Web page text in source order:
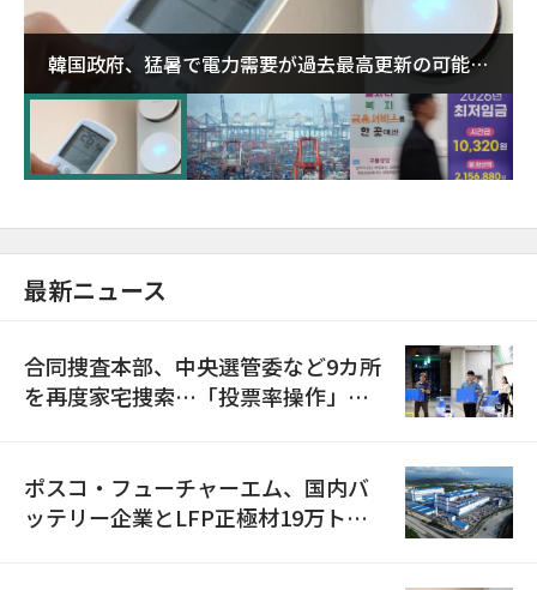
韓国政府、猛暑で電力需要が過去最高更新の可能性
に需給対応体制を点検
最新ニュース
合同捜査本部、中央選管委など9カ所
を再度家宅捜索…「投票率操作」の
ポスコ・フューチャーエム、国内バ
ッテリー企業とLFP正極材19万トン